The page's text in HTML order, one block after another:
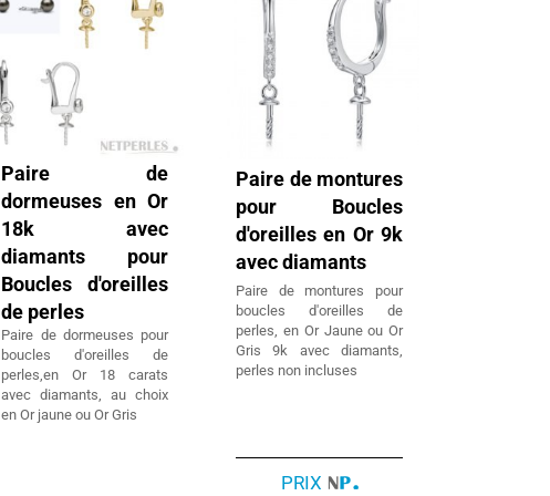
Paire de
dormeuses en Or
18k avec
diamants pour
Boucles d'oreilles
de perles
Paire de dormeuses pour
boucles d'oreilles de
perles,en Or 18 carats
avec diamants, au choix
en Or jaune ou Or Gris
Paire de montures
pour Boucles
d'oreilles en Or 9k
avec diamants
Paire de montures pour
boucles d'oreilles de
perles, en Or Jaune ou Or
Gris 9k avec diamants,
perles non incluses
PRIX